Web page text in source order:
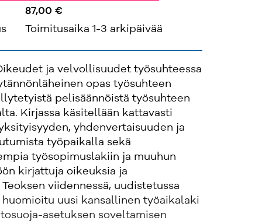
87,00 €
Toimitusaika 1-3 arkipäivää
ja velvollisuudet työsuhteessa
opas työsuhteen
pelisäännöistä työsuhteen
Kirjassa käsitellään kattavasti
yhdenvertaisuuden ja
työpaikalla sekä
työsopimuslakiin ja muuhun
kirjattuja oikeuksia ja
viidennessä, uudistetussa
huomioitu uusi kansallinen työaikalaki
asetuksen soveltamisen